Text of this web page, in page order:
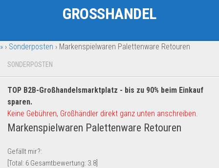
Fahrzeuge & Transport
Garten & Werkzeug
Geschäft, Büro & Schreibwaren
Geschenkartikel
Handy und Smartphone
Kosmetik & Pflege
Multimedia & Elektro
GROSSHANDEL
» › Sonderposten › Markenspielwaren Palettenware Retouren
SONDERPOSTEN
TOP B2B-Großhandelsmarktplatz - bis zu 90% beim Einkauf
sparen.
Keine Gebühren, Großhändler direkt ganz unten anschreiben.
Markenspielwaren Palettenware Retouren
Gefällt mir?:
[Total: 6 Gesamtbewertung: 3.8